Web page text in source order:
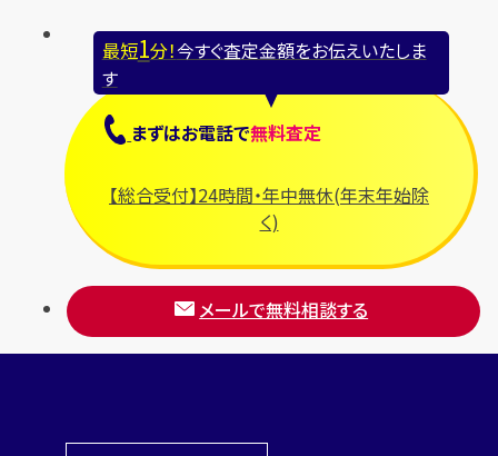
最短1分！今すぐ査定金額をお伝えいたしま
す
まずはお電話で無料査定
【総合受付】24時間・年中無休(年末年始除
く)
メールで無料相談する